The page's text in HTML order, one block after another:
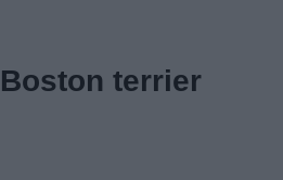
Boston terrier